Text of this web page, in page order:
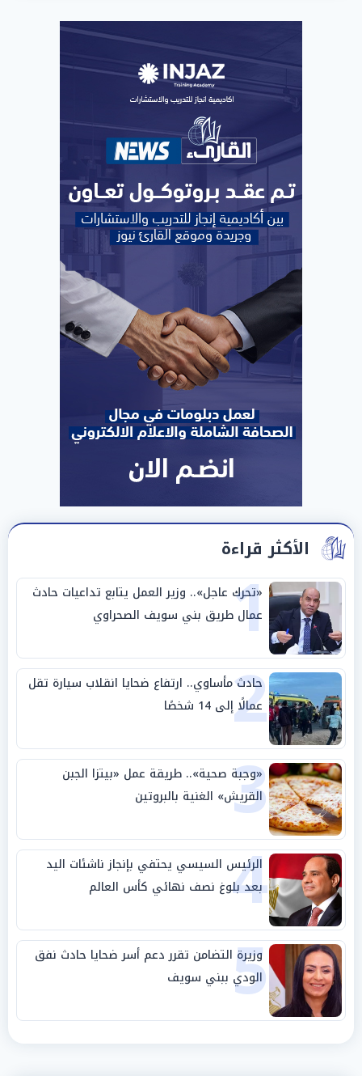
الأكثر قراءة
1
«تحرك عاجل».. وزير العمل يتابع تداعيات حادث
عمال طريق بني سويف الصحراوي
2
حادث مأساوي.. ارتفاع ضحايا انقلاب سيارة تقل
عمالًا إلى 14 شخصًا
3
«وجبة صحية».. طريقة عمل «بيتزا الجبن
القريش» الغنية بالبروتين
4
الرئيس السيسي يحتفي بإنجاز ناشئات اليد
بعد بلوغ نصف نهائي كأس العالم
5
وزيرة التضامن تقرر دعم أسر ضحايا حادث نفق
الودي ببني سويف